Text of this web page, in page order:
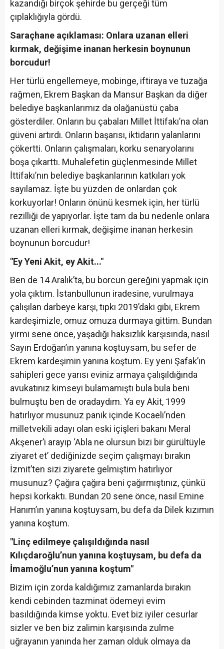
kazandığı birçok şehirde bu gerçeği tüm
çıplaklığıyla gördü.
Saraçhane açıklaması: Onlara uzanan elleri
kırmak, değişime inanan herkesin boynunun
borcudur!
Her türlü engellemeye, mobinge, iftiraya ve tuzağa
rağmen, Ekrem Başkan da Mansur Başkan da diğer
belediye başkanlarımız da olağanüstü çaba
gösterdiler. Onların bu çabaları Millet İttifakı’na olan
güveni artırdı. Onların başarısı, iktidarın yalanlarını
çökertti. Onların çalışmaları, korku senaryolarını
boşa çıkarttı. Muhalefetin güçlenmesinde Millet
İttifakı’nın belediye başkanlarının katkıları yok
sayılamaz. İşte bu yüzden de onlardan çok
korkuyorlar! Onların önünü kesmek için, her türlü
rezilliği de yapıyorlar. İşte tam da bu nedenle onlara
uzanan elleri kırmak, değişime inanan herkesin
boynunun borcudur!
"Ey Yeni Akit, ey Akit..."
Ben de 14 Aralık’ta, bu borcun gereğini yapmak için
yola çıktım. İstanbullunun iradesine, vurulmaya
çalışılan darbeye karşı, tıpkı 2019’daki gibi, Ekrem
kardeşimizle, omuz omuza durmaya gittim. Bundan
yirmi sene önce, yaşadığı haksızlık karşısında, nasıl
Sayın Erdoğan’ın yanına koştuysam, bu sefer de
Ekrem kardeşimin yanına koştum. Ey yeni Şafak’ın
sahipleri gece yarısı eviniz armaya çalışıldığında
avukatınız kimseyi bulamamıştı bula bula beni
bulmuştu ben de oradaydım. Ya ey Akit, 1999
hatırlıyor musunuz panik içinde Kocaeli’nden
milletvekili adayı olan eski içişleri bakanı Meral
Akşener’i arayıp ‘Abla ne olursun bizi bir gürültüyle
ziyaret et’ dediğinizde seçim çalışmayı bırakın
İzmit’ten sizi ziyarete gelmiştim hatırlıyor
musunuz? Çağıra çağıra beni çağırmıştınız, çünkü
hepsi korkaktı. Bundan 20 sene önce, nasıl Emine
Hanım’ın yanına koştuysam, bu defa da Dilek kızımın
yanına koştum.
"Linç edilmeye çalışıldığında nasıl
Kılıçdaroğlu’nun yanına koştuysam, bu defa da
İmamoğlu’nun yanına koştum"
Bizim için zorda kaldığımız zamanlarda bırakın
kendi cebinden tazminat ödemeyi evim
basıldığında kimse yoktu. Evet biz iyiler cesurlar
sizler ve ben biz zalimin karşısında zulme
uğrayanın yanında her zaman olduk olmaya da